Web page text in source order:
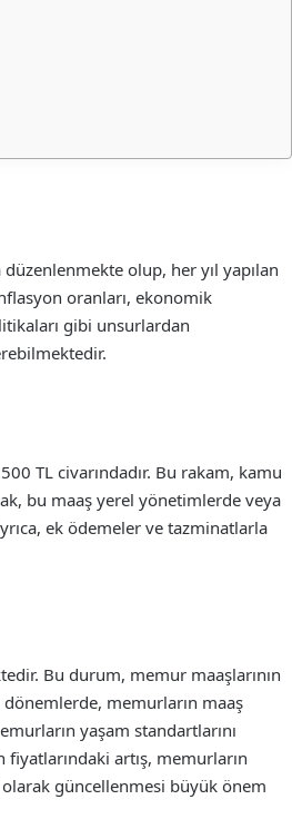
olup, her yıl yapılan
oranları, ekonomik
gibi unsurlardan
TL civarındadır. Bu rakam, kamu
bu maaş yerel yönetimlerde veya
ek ödemeler ve tazminatlarla
Bu durum, memur maaşlarının
memurların maaş
yaşam standartlarını
artış, memurların
güncellenmesi büyük önem